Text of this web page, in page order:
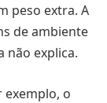
peso extra. A
de ambiente
não explica.
exemplo, o